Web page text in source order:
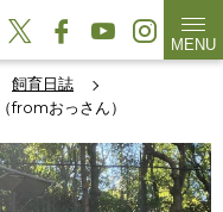
MENU
飼育日誌
fromおっさん）